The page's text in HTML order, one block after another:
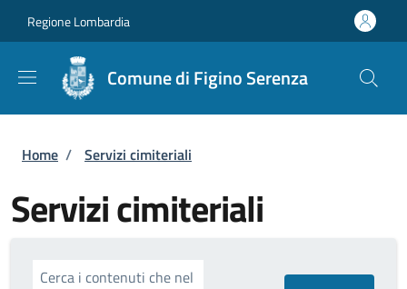
Regione Lombardia
Comune di Figino Serenza
Briciole di pane
Home / Servizi cimiteriali
Servizi cimiteriali
Cerca i contenuti che nel